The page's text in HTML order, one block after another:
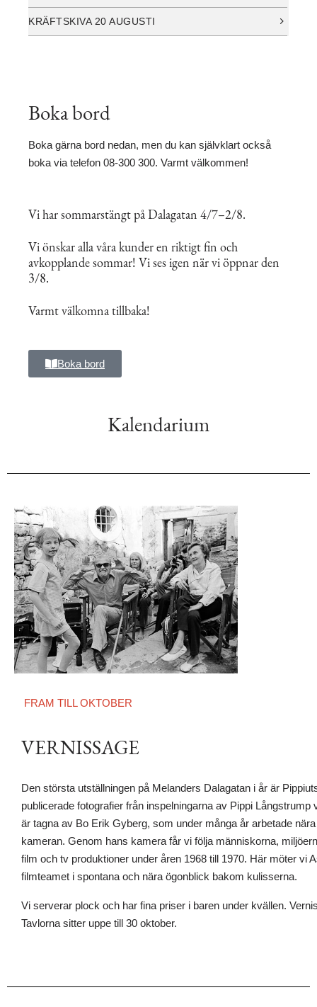
KRÄFTSKIVA 20 AUGUSTI
Boka bord
Boka gärna bord nedan, men du kan självklart också
boka via telefon 08-300 300. Varmt välkommen!
Vi har sommarstängt på Dalagatan 4/7–2/8.
Vi önskar alla våra kunder en riktigt fin och
avkopplande sommar! Vi ses igen när vi öppnar den
3/8.
Varmt välkomna tillbaka!
Boka bord
Kalendarium
FRAM TILL OKTOBER
VERNISSAGE
Den största utställningen på Melanders Dalagatan i år är
publicerade fotografier från inspelningarna av Pippi
är tagna av Bo Erik Gyberg, som under många år arbetade
kameran. Genom hans kamera får vi följa människorna,
film och tv produktioner under åren 1968 till 1970. Här möter vi
filmteamet i spontana och nära ögonblick bakom kulisserna.
Vi serverar plock och har fina priser i baren under kvällen.
Tavlorna sitter uppe till 30 oktober.